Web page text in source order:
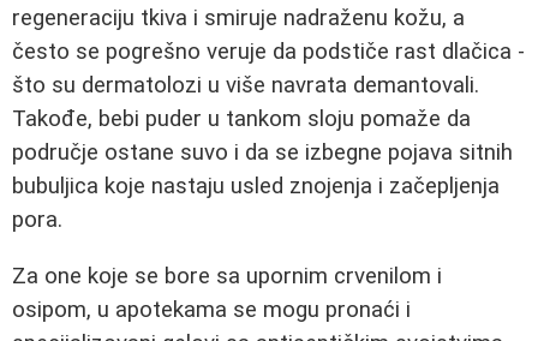
regeneraciju tkiva i smiruje nadraženu kožu, a
često se pogrešno veruje da podstiče rast dlačica -
što su dermatolozi u više navrata demantovali.
Takođe, bebi puder u tankom sloju pomaže da
područje ostane suvo i da se izbegne pojava sitnih
bubuljica koje nastaju usled znojenja i začepljenja
pora.
Za one koje se bore sa upornim crvenilom i
osipom, u apotekama se mogu pronaći i